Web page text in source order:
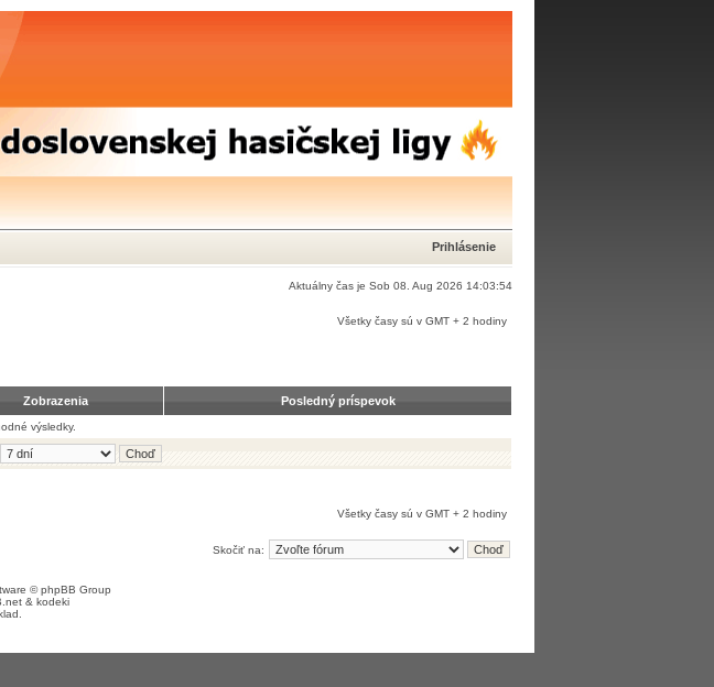
Prihlásenie
Aktuálny čas je Sob 08. Aug 2026 14:03:54
Všetky časy sú v GMT + 2 hodiny
Zobrazenia Posledný príspevok
výsledky.
Všetky časy sú v GMT + 2 hodiny
Skočiť na:
© phpBB Group
& kodeki